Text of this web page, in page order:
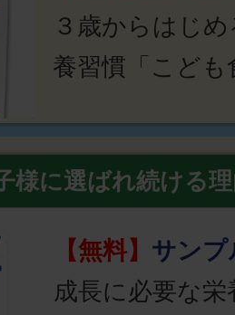
３歳からはじ
養習慣「こども
様に選ばれ続ける
【無料】 サンプ
成長に必要な